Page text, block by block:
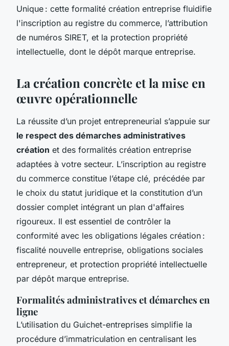
Unique : cette formalité création entreprise fluidifie
l'inscription au registre du commerce, l’attribution
de numéros SIRET, et la protection propriété
intellectuelle, dont le dépôt marque entreprise.
La création concrète et la mise en
œuvre opérationnelle
La réussite d’un projet entrepreneurial s’appuie sur
le respect des démarches administratives
création et des formalités création entreprise
adaptées à votre secteur. L’inscription au registre
du commerce constitue l’étape clé, précédée par
le choix du statut juridique et la constitution d’un
dossier complet intégrant un plan d'affaires
rigoureux. Il est essentiel de contrôler la
conformité avec les obligations légales création :
fiscalité nouvelle entreprise, obligations sociales
entrepreneur, et protection propriété intellectuelle
par dépôt marque entreprise.
Formalités administratives et démarches en
ligne
L’utilisation du Guichet-entreprises simplifie la
procédure d’immatriculation en centralisant les